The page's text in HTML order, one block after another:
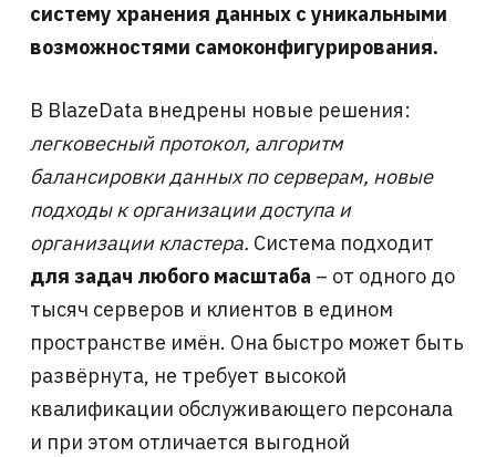
систему хранения данных с уникальными
возможностями самоконфигурирования.
В BlazeData внедрены новые решения:
легковесный протокол, алгоритм
балансировки данных по серверам, новые
подходы к организации доступа и
организации кластера. Система подходит
для задач любого масштаба – от одного до
тысяч серверов и клиентов в едином
пространстве имён. Она быстро может быть
развёрнута, не требует высокой
квалификации обслуживающего персонала
и при этом отличается выгодной